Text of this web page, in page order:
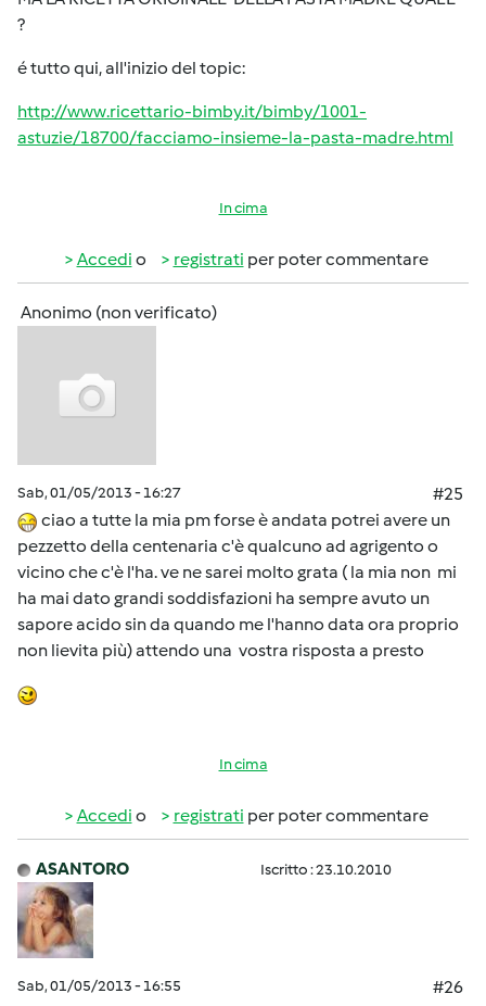
?
é tutto qui, all'inizio del topic:
http://www.ricettario-bimby.it/bimby/1001-
astuzie/18700/facciamo-insieme-la-pasta-madre.html
In cima
Accedi o registrati per poter commentare
Anonimo (non verificato)
Sab, 01/05/2013 - 16:27
#25
ciao a tutte la mia pm forse è andata potrei avere un
pezzetto della centenaria c'è qualcuno ad agrigento o
vicino che c'è l'ha. ve ne sarei molto grata ( la mia non mi
ha mai dato grandi soddisfazioni ha sempre avuto un
sapore acido sin da quando me l'hanno data ora proprio
non lievita più) attendo una vostra risposta a presto
In cima
Accedi o registrati per poter commentare
ASANTORO Iscritto : 23.10.2010
Sab, 01/05/2013 - 16:55
#26